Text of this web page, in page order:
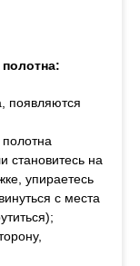
появляются
полотна
становитесь на
упираетесь
с места